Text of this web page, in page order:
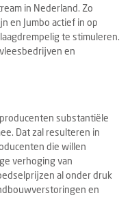
in Nederland. Zo
en Jumbo actief in op
te stimuleren.
en
substantiële
Dat zal resulteren in
die willen
verhoging van
al onder druk
en